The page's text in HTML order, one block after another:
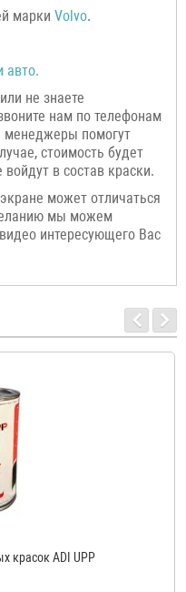
марки Volvo.
авто.
не знаете
нам по телефонам
менеджеры помогут
стоимость будет
в состав краски.
может отличаться
мы можем
интересующего Вас
красок ADI UPP